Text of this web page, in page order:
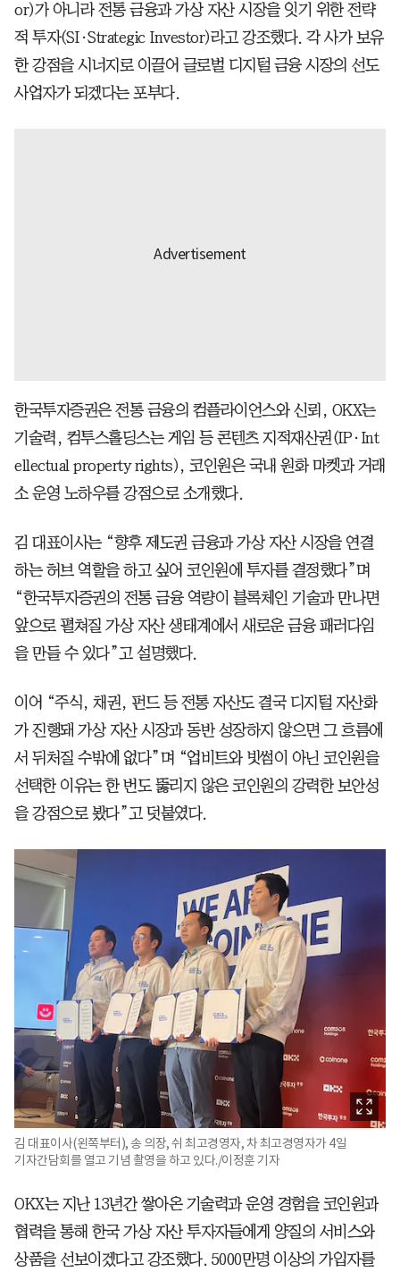
or)가 아니라 전통 금융과 가상 자산 시장을 잇기 위한 전략
적 투자(SI·Strategic Investor)라고 강조했다. 각 사가 보유
한 강점을 시너지로 이끌어 글로벌 디지털 금융 시장의 선도
사업자가 되겠다는 포부다.
한국투자증권은 전통 금융의 컴플라이언스와 신뢰, OKX는
기술력, 컴투스홀딩스는 게임 등 콘텐츠 지적재산권(IP·Int
ellectual property rights), 코인원은 국내 원화 마켓과 거래
소 운영 노하우를 강점으로 소개했다.
김 대표이사는 “향후 제도권 금융과 가상 자산 시장을 연결
하는 허브 역할을 하고 싶어 코인원에 투자를 결정했다”며
“한국투자증권의 전통 금융 역량이 블록체인 기술과 만나면
앞으로 펼쳐질 가상 자산 생태계에서 새로운 금융 패러다임
을 만들 수 있다”고 설명했다.
이어 “주식, 채권, 펀드 등 전통 자산도 결국 디지털 자산화
가 진행돼 가상 자산 시장과 동반 성장하지 않으면 그 흐름에
서 뒤처질 수밖에 없다”며 “업비트와 빗썸이 아닌 코인원을
선택한 이유는 한 번도 뚫리지 않은 코인원의 강력한 보안성
을 강점으로 봤다”고 덧붙였다.
김 대표이사(왼쪽부터), 송 의장, 쉬 최고경영자, 차 최고경영자가 4일
기자간담회를 열고 기념 촬영을 하고 있다./이정훈 기자
OKX는 지난 13년간 쌓아온 기술력과 운영 경험을 코인원과
협력을 통해 한국 가상 자산 투자자들에게 양질의 서비스와
상품을 선보이겠다고 강조했다. 5000만명 이상의 가입자를